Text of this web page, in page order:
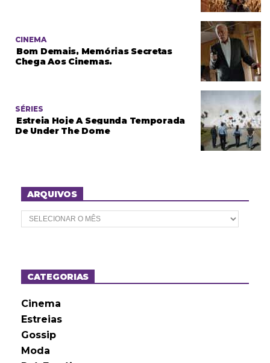
CINEMA
Bom Demais, Memórias Secretas
Chega Aos Cinemas.
SÉRIES
Estreia Hoje A Segunda Temporada
De Under The Dome
ARQUIVOS
A
r
o
sCATEGORIAS
Cinema
Estreias
Gossip
Moda